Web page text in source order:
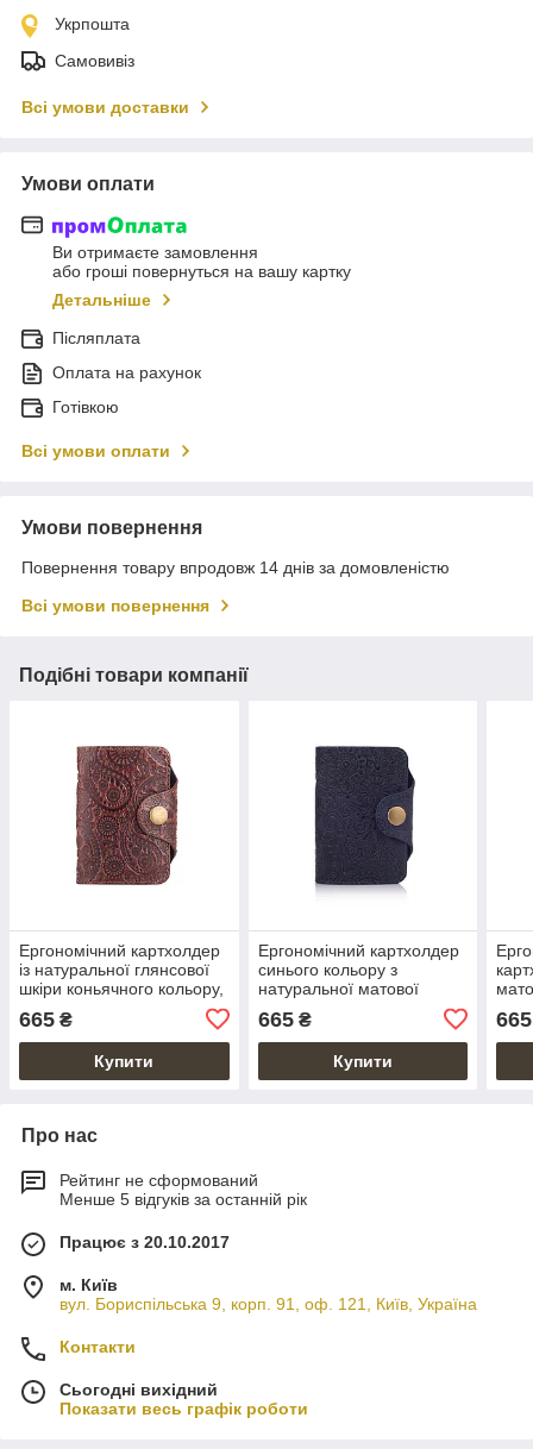
Укрпошта
Самовивіз
Всі умови доставки
Умови оплати
Ви отримаєте замовлення
або гроші повернуться на вашу картку
Детальніше
Післяплата
Оплата на рахунок
Готівкою
Всі умови оплати
Умови повернення
Повернення товару впродовж 14 днів за домовленістю
Всі умови повернення
Подібні товари компанії
Ергономічний картхолдер
із натуральної глянсової
шкіри коньячного кольору,
665 ₴
Купити
Ергономічний картхолдер
синього кольору з
натуральної матової
шкіри, колекція "Mehendi
Art"
665₴
Купити
665
Про нас
Рейтинг не сформований
Менше 5 відгуків за останній рік
Працює з 20.10.2017
м. Київ
вул. Бориспільська 9, корп. 91, оф. 121, Київ, Україна
Контакти
Сьогодні вихідний
Показати весь графік роботи